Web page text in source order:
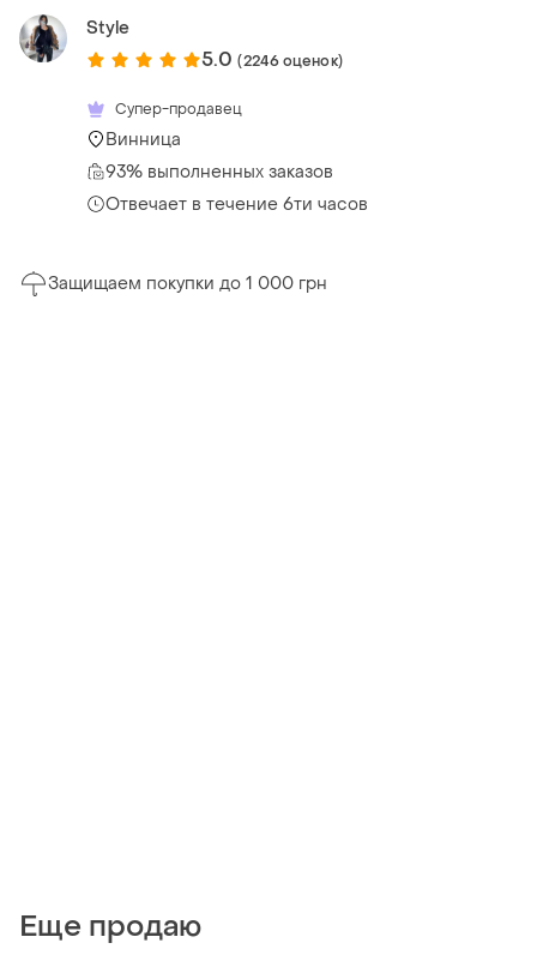
Style
5.0 (2246 оценок)
Супер-продавец
Винница
93% выполненных заказов
Отвечает в течение 6ти часов
Защищаем покупки до 1 000 грн
Еще продаю